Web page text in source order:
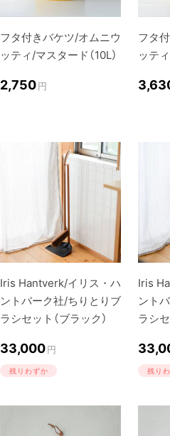
フタ付きバケツ/オムニウ
ッティ/マスタード（10L）
2,750円
フタ
ッテ
Iris Hantverk/イリス・ハ
ントバーク社/ちりとりブ
ラシセット（ブラック）
33,000円
残りわずか
Iris
ント
ラシセ
残り